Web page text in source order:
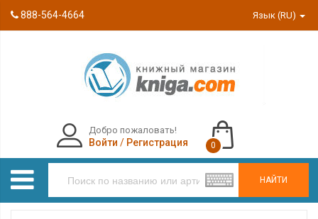
888-564-4664 Язык (RU)
НАЙТИ
Добро пожаловать!
Войти / Регистрация 0